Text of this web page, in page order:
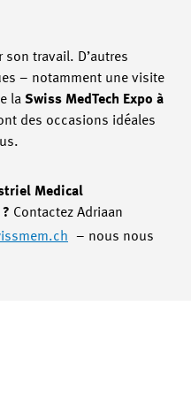
son travail. D’autres
– notamment une visite
la Swiss MedTech Expo à
des occasions idéales
Medical
Contactez Adriaan
– nous nous